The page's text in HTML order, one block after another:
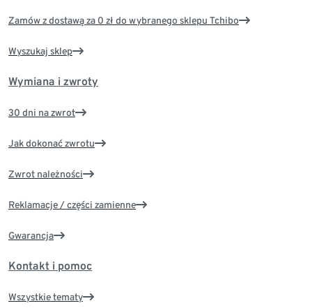
Zamów z dostawą za 0 zł do wybranego sklepu Tchibo
Wyszukaj sklep
Wymiana i zwroty
30 dni na zwrot
Jak dokonać zwrotu
Zwrot należności
Reklamacje / części zamienne
Gwarancja
Kontakt i pomoc
Wszystkie tematy